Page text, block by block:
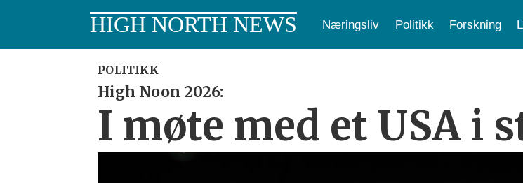
HIGH NORTH NEWS Næringsliv Politikk Forskning
POLITIKK
High Noon 2026:
I møte med et USA i